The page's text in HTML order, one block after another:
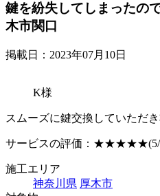
鍵を紛失してしまったの
木市関口
掲載日：2023年07月10日
K様
スムーズに鍵交換していただ
サービスの評価： ★★★★★
施工エリア
神奈川県 厚木市